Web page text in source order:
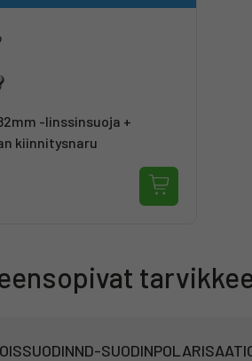
-linssinsuoja +
kiinnitysnaru
ND-SUODIN